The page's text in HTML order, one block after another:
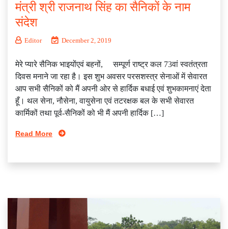
मंत्री श्री राजनाथ सिंह का सैनिकों के नाम
संदेश
Editor December 2, 2019
मेरे प्यारे सैनिक भाइयोंएवं बहनों, सम्पूर्ण राष्ट्र कल 73वां स्वतंत्रता
दिवस मनाने जा रहा है। इस शुभ अवसर परसशस्त्र सेनाओं में सेवारत
आप सभी सैनिकों को मैं अपनी ओर से हार्दिक बधाई एवं शुभकामनाएं देता
हूँ। थल सेना, नौसेना, वायुसेना एवं तटरक्षक बल के सभी सेवारत
कार्मिकों तथा पूर्व-सैनिकों को भी मैं अपनी हार्दिक […]
Read More